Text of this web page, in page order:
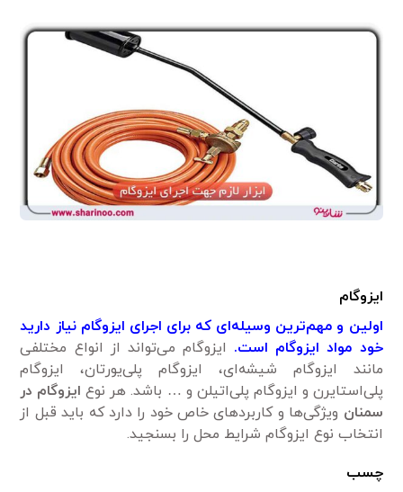
ایزوگام
اولین و مهم‌ترین وسیله‌ای که برای اجرای ایزوگام نیاز دارید
خود مواد ایزوگام است. ایزوگام می‌تواند از انواع مختلفی
مانند ایزوگام شیشه‌ای، ایزوگام پلی‌یورتان، ایزوگام
پلی‌استایرن و ایزوگام پلی‌اتیلن و … باشد. هر نوع ایزوگام در
سمنان ویژگی‌ها و کاربردهای خاص خود را دارد که باید قبل از
انتخاب نوع ایزوگام شرایط محل را بسنجید.
چسب